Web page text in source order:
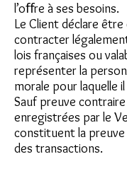
l’oﬀre à ses besoins.
Le Client déclare
contracter
lois françaises ou
représenter la
morale pour laquelle il
Sauf preuve
enregistrées par le
constituent la preuve
des transactions.